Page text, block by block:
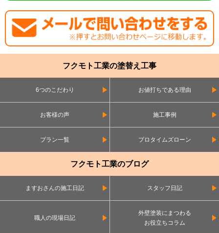
フクモト工業の塗替え工事
6つのこだわり お値打ちである理由
お客様の声 施工事例
プラン一覧 プロタイムズローン
フクモト工業のブログ
ますおさんの施工日記 スタッフ日記
職人の現場日記
外壁塗装にまつわる
お役立ちコラム